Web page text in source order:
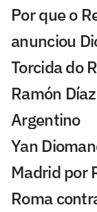
Por que o
anunciou
Torcida do
Ramón
Argentino
Yan
Madrid por
Roma